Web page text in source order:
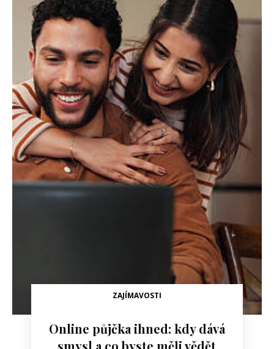
ZAJÍMAVOSTI
Online půjčka ihned: kdy dává